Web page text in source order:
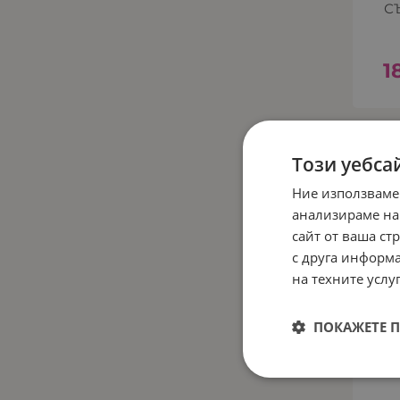
Този
Ние
анализираме
сайт от ваша
с друга
на техните
ПОКАЖЕТЕ